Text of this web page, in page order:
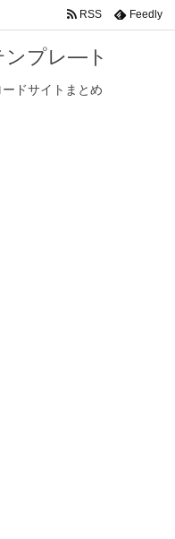
RSS Feedly
ンプレ―ト
ドサイトまとめ